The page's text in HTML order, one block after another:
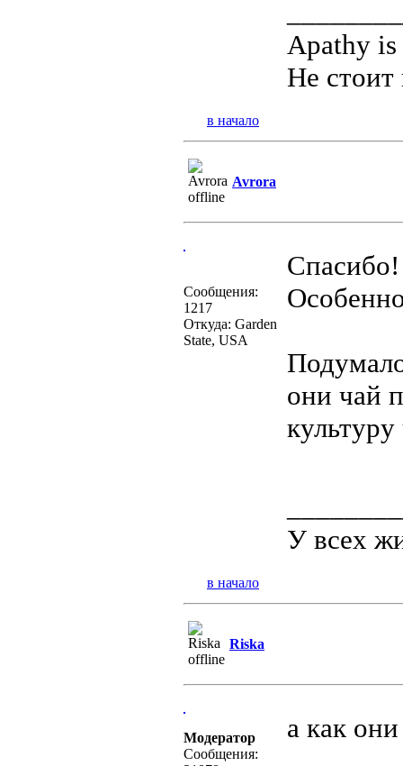
Apathy
Не стоит
в начало
Avrora
Сообщения:
1217
Откуда: Garden
State, USA
они чай
У всех
в начало
Riska
Модератор
Сообщения:
а как